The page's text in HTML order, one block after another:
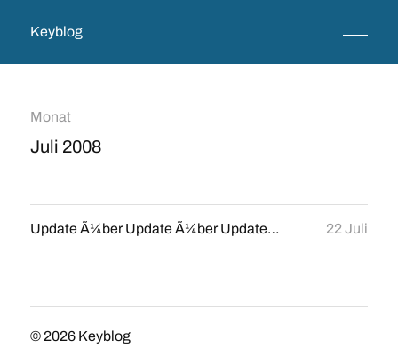
Keyblog
Monat
Juli 2008
Update Ã¼ber Update Ã¼ber Update… 22 Juli
© 2026 Keyblog